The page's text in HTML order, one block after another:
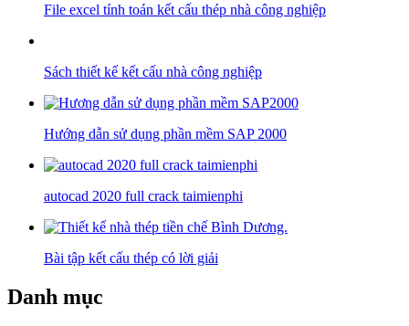
File excel tính toán kết cấu thép nhà công nghiệp
Sách thiết kế kết cấu nhà công nghiệp
Hướng dẫn sử dụng phần mềm SAP 2000
autocad 2020 full crack taimienphi
Bài tập kết cấu thép có lời giải
Danh mục